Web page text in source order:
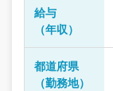
給与
（年収）
都道府県
（勤務地）